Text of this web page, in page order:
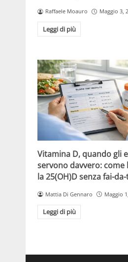
Raffaele Moauro Maggio 3,
Leggi di più
Vitamina D, quando gli
servono davvero: come
la 25(OH)D senza fai-
Mattia Di Gennaro Maggio
Leggi di più